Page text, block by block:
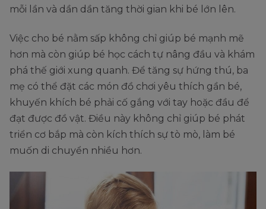
mỗi lần và dần dần tăng thời gian khi bé lớn lên.
Việc cho bé nằm sấp không chỉ giúp bé mạnh mẽ
hơn mà còn giúp bé học cách tự nâng đầu và khám
phá thế giới xung quanh. Để tăng sự hứng thú, ba
mẹ có thể đặt các món đồ chơi yêu thích gần bé,
khuyến khích bé phải cố gắng với tay hoặc đầu để
đạt được đồ vật. Điều này không chỉ giúp bé phát
triển cơ bắp mà còn kích thích sự tò mò, làm bé
muốn di chuyển nhiều hơn.